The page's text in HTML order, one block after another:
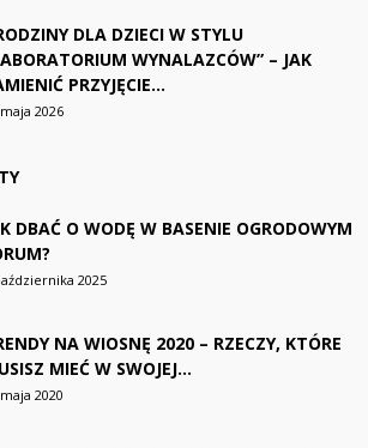
DLA DZIECI W STYLU
WYNALAZCÓW” – JAK
PRZYJĘCIE...
2026
DBAĆ O WODĘ W BASENIE OGRODOWYM
2025
NA WIOSNĘ 2020 – RZECZY, KTÓRE
MIEĆ W SWOJEJ...
2020